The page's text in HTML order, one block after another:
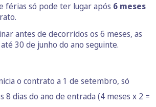
férias só pode ter lugar após 6 meses
antes de decorridos os 6 meses, as
30 de junho do ano seguinte.
o contrato a 1 de setembro, só
8 dias do ano de entrada (4 meses x 2 =